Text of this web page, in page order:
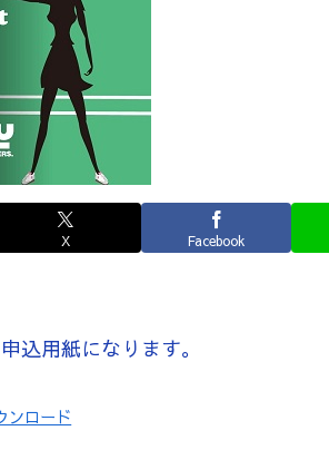
X Facebook
込用紙になります。
ンロード